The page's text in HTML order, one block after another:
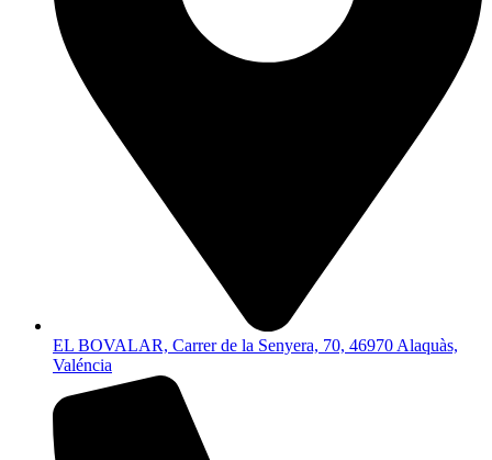
EL BOVALAR, Carrer de la Senyera, 70, 46970 Alaquàs,
Valéncia